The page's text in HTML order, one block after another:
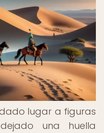
lugar a figuras
una huella